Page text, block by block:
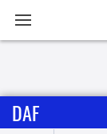
Accueil
DAF